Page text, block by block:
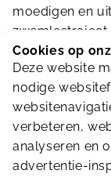
moedigen en
zwemlestraject
terug. Een echt
Het hele
Bekijk het
Cookies op
Deze website
nodige
verbeteren,
analyseren en
advertentie-